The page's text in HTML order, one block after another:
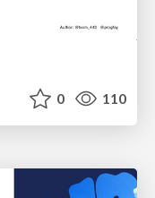
0 110